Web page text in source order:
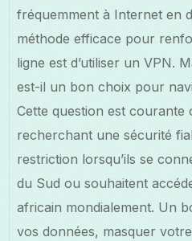
fréquemment à Internet en
méthode efficace pour
ligne est d’utiliser un VPN.
est-il un bon choix pour
Cette question est courante
recherchant une sécurité
restriction lorsqu’ils se
du Sud ou souhaitent
africain mondialement. Un
vos données, masquer